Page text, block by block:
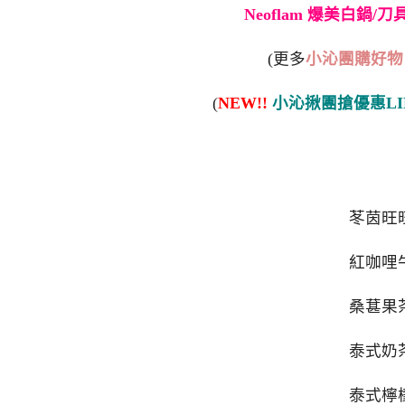
Neoflam 爆美白鍋/刀
(更多小沁團購好物
(NEW!! 小沁揪團搶優惠
苳茵
紅咖
桑
泰
泰式